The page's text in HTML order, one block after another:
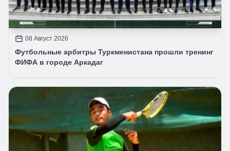
08 Август 2026
Футбольные арбитры Туркменистана прошли тренинг
ФИФА в городе Аркадаг